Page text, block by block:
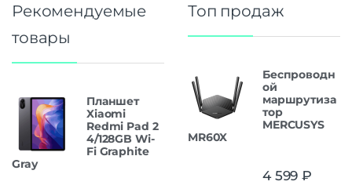
Рекомендуемые
товары
Планшет
Xiaomi
Redmi Pad 2
4/128GB Wi-
Fi Graphite
Gray
Топ продаж
Беспроводн
ой
маршрутиза
тор
MERCUSYS
MR60X
4 599 ₽